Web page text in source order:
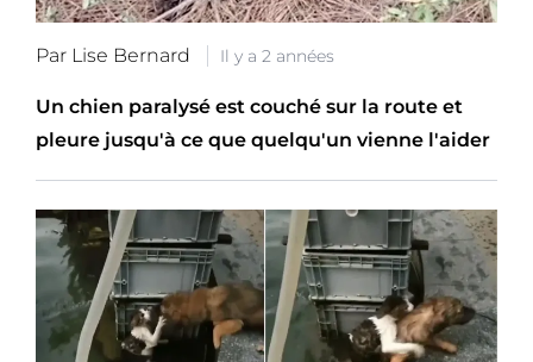
Par Lise Bernard Il y a 2 années
Un chien paralysé est couché sur la route et
pleure jusqu'à ce que quelqu'un vienne l'aider